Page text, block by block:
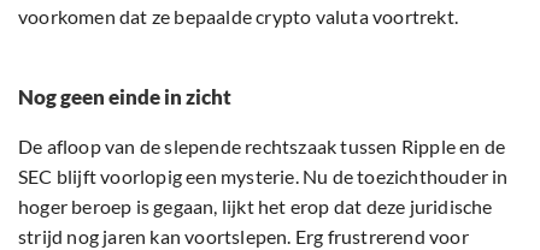
voorkomen dat ze bepaalde crypto valuta voortrekt.
Nog geen einde in zicht
De afloop van de slepende rechtszaak tussen Ripple en de
SEC blijft voorlopig een mysterie. Nu de toezichthouder in
hoger beroep is gegaan, lijkt het erop dat deze juridische
strijd nog jaren kan voortslepen. Erg frustrerend voor